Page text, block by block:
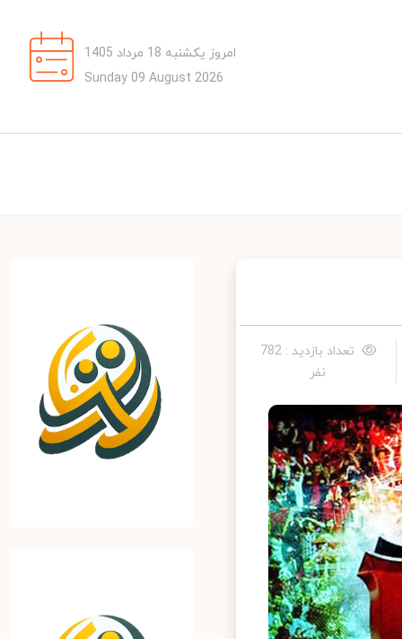
امروز یکشنبه 18 مرداد 1405
Sunday 09 August 2026
تعداد بازدید : 782
نفر